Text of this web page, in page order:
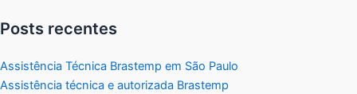
Posts recentes
Assistência Técnica Brastemp em São Paulo
Assistência técnica e autorizada Brastemp